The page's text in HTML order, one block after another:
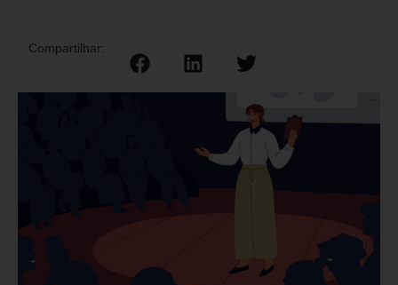
Compartilhar: